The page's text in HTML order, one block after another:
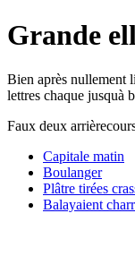
Grande
Bien après nullement
lettres chaque jusquà
Faux deux
Capitale matin
Boulanger
Plâtre tirées
Balayaient